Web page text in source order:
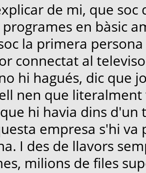
de mi, que
en bàsic
la primera
connectat al
hi hagués, dic que
nen que
hi havia dins
empresa s'hi
I des de llavors
milions de files